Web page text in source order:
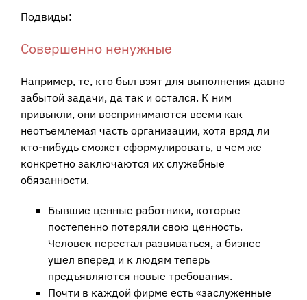
Подвиды:
Совершенно ненужные
Например, те, кто был взят для выполнения давно
забытой задачи, да так и остался. К ним
привыкли, они воспринимаются всеми как
неотъемлемая часть организации, хотя вряд ли
кто-нибудь сможет сформулировать, в чем же
конкретно заключаются их служебные
обязанности.
Бывшие ценные работники, которые
постепенно потеряли свою ценность.
Человек перестал развиваться, а бизнес
ушел вперед и к людям теперь
предъявляются новые требования.
Почти в каждой фирме есть «заслуженные